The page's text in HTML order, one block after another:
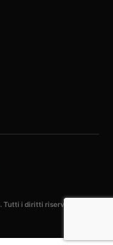
Tutti i diritti riservati.